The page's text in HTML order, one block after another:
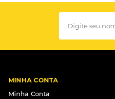
MINHA CONTA
Minha Conta